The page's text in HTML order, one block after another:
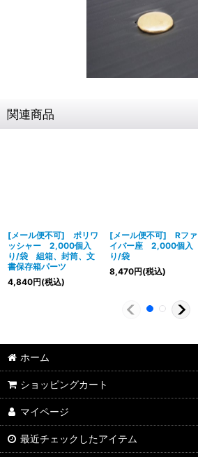
関連商品
[メール便不可] ポリワ
ッシャー 2,000個入
り/袋 組箱、封筒、文
書保存箱パーツ
4,840円(税込)
[メール便不可] Rファ
イバー座 2,000個入
り/袋
8,470円(税込)
ホーム
ショッピングカート
マイページ
最近チェックしたアイテム